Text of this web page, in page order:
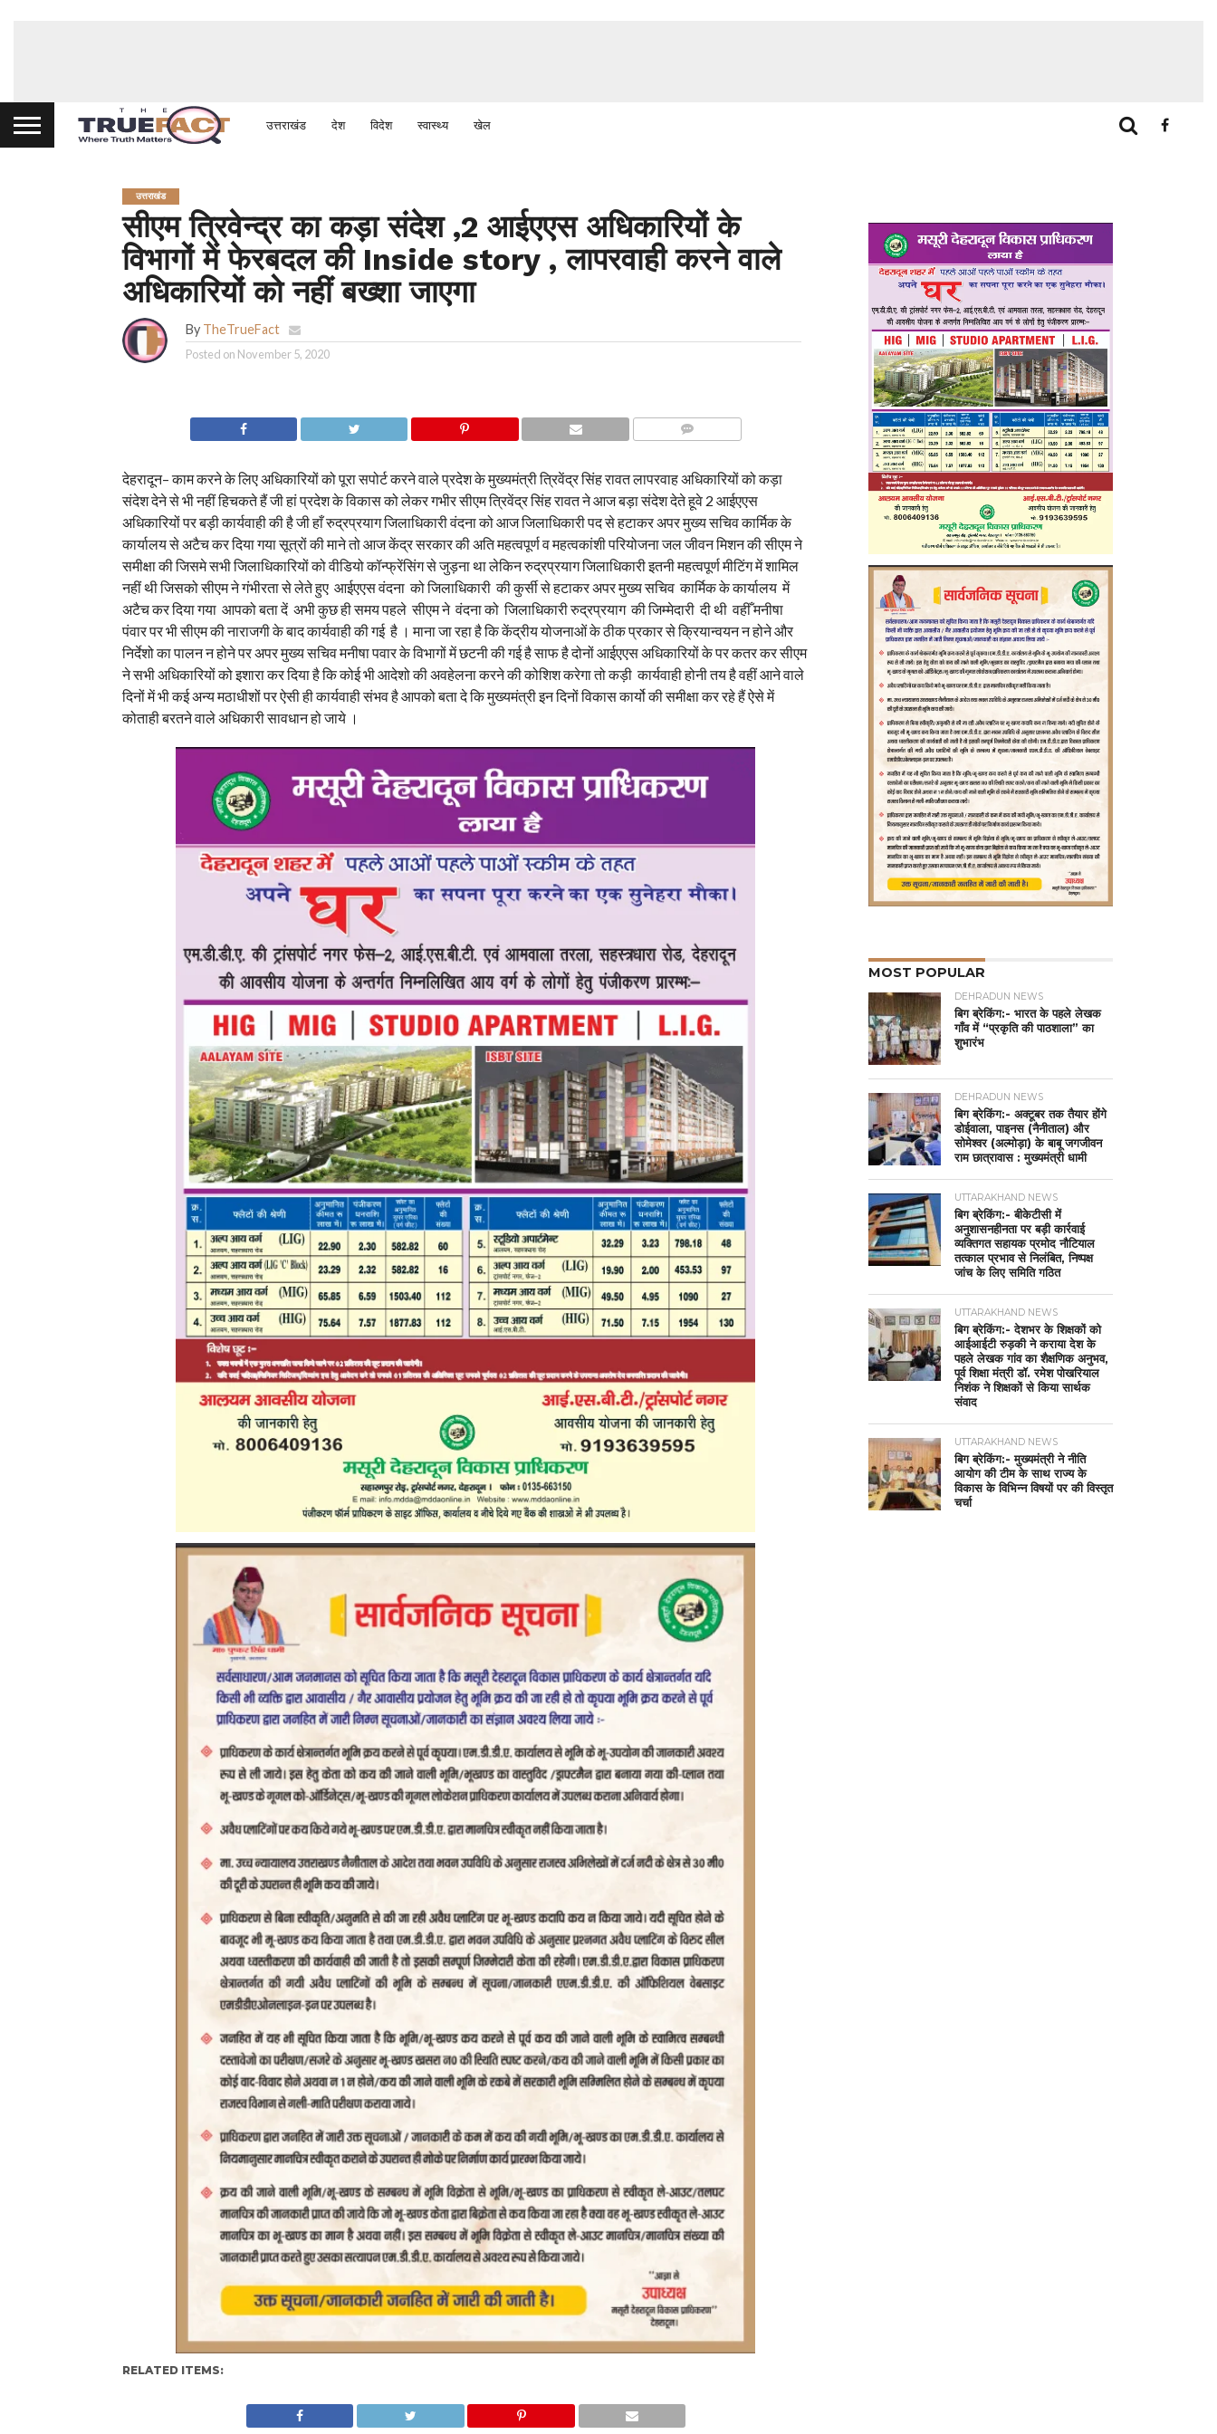
उत्तराखंड देश विदेश स्वास्थ्य खेल
उत्तराखंड
सीएम त्रिवेन्द्र का कड़ा संदेश ,2 आईएएस अधिकारियों के
विभागों में फेरबदल की Inside story , लापरवाही करने वाले
अधिकारियों को नहीं बख्शा जाएगा
By TheTrueFact
Posted on November 5, 2020
देहरादून– काम करने के लिए अधिकारियों को पूरा सपोर्ट करने वाले प्रदेश के मुख्यमंत्री त्रिवेंद्र सिंह रावत लापरवाह अधिकारियों को कड़ा
संदेश देने से भी नहीं हिचकते हैं जी हां प्रदेश के विकास को लेकर गभीर सीएम त्रिवेंद्र सिंह रावत ने आज बड़ा संदेश देते हूवे 2 आईएएस
अधिकारियों पर बड़ी कार्यवाही की है जी हाँ रुद्रप्रयाग जिलाधिकारी वंदना को आज जिलाधिकारी पद से हटाकर अपर मुख्य सचिव कार्मिक के
कार्यालय से अटैच कर दिया गया सूत्रों की माने तो आज केंद्र सरकार की अति महत्वपूर्ण व महत्वकांशी परियोजना जल जीवन मिशन की सीएम ने
समीक्षा की जिसमे सभी जिलाधिकारियों को वीडियो कॉन्फ्रेंसिंग से जुड़ना था लेकिन रुद्रप्रयाग जिलाधिकारी इतनी महत्वपूर्ण मीटिंग में शामिल
नहीं थी जिसको सीएम ने गंभीरता से लेते हुए आईएएस वंदना को जिलाधिकारी की कुर्सी से हटाकर अपर मुख्य सचिव कार्मिक के कार्यालय में
अटैच कर दिया गया आपको बता दें अभी कुछ ही समय पहले सीएम ने वंदना को जिलाधिकारी रुद्रप्रयाग की जिम्मेदारी दी थी वहीँ मनीषा
पंवार पर भी सीएम की नाराजगी के बाद कार्यवाही की गई है । माना जा रहा है कि केंद्रीय योजनाओं के ठीक प्रकार से क्रियान्वयन न होने और
निर्देशो का पालन न होने पर अपर मुख्य सचिव मनीषा पवार के विभागों में छटनी की गई है साफ है दोनों आईएएस अधिकारियों के पर कतर कर सीएम
ने सभी अधिकारियों को इशारा कर दिया है कि कोई भी आदेशो की अवहेलना करने की कोशिश करेगा तो कड़ी कार्यवाही होनी तय है वहीं आने वाले
दिनों में भी कई अन्य मठाधीशों पर ऐसी ही कार्यवाही संभव है आपको बता दे कि मुख्यमंत्री इन दिनों विकास कार्यो की समीक्षा कर रहे हैं ऐसे में
कोताही बरतने वाले अधिकारी सावधान हो जाये ।
RELATED ITEMS:
MOST POPULAR
DEHRADUN NEWS
बिग ब्रेकिंग:- भारत के पहले लेखक
गाँव में “प्रकृति की पाठशाला” का
शुभारंभ
DEHRADUN NEWS
बिग ब्रेकिंग:- अक्टूबर तक तैयार होंगे
डोईवाला, पाइनस (नैनीताल) और
सोमेश्वर (अल्मोड़ा) के बाबू जगजीवन
राम छात्रावास : मुख्यमंत्री धामी
UTTARAKHAND NEWS
बिग ब्रेकिंग:- बीकेटीसी में
अनुशासनहीनता पर बड़ी कार्रवाई
व्यक्तिगत सहायक प्रमोद नौटियाल
तत्काल प्रभाव से निलंबित, निष्पक्ष
जांच के लिए समिति गठित
UTTARAKHAND NEWS
बिग ब्रेकिंग:- देशभर के शिक्षकों को
आईआईटी रुड़की ने कराया देश के
पहले लेखक गांव का शैक्षणिक अनुभव,
पूर्व शिक्षा मंत्री डॉ. रमेश पोखरियाल
निशंक ने शिक्षकों से किया सार्थक
संवाद
UTTARAKHAND NEWS
बिग ब्रेकिंग:- मुख्यमंत्री ने नीति
आयोग की टीम के साथ राज्य के
विकास के विभिन्न विषयों पर की विस्तृत
चर्चा